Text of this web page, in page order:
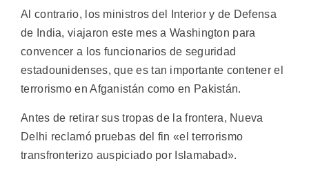
Al contrario, los ministros del Interior y de Defensa
de India, viajaron este mes a Washington para
convencer a los funcionarios de seguridad
estadounidenses, que es tan importante contener el
terrorismo en Afganistán como en Pakistán.
Antes de retirar sus tropas de la frontera, Nueva
Delhi reclamó pruebas del fin «el terrorismo
transfronterizo auspiciado por Islamabad».